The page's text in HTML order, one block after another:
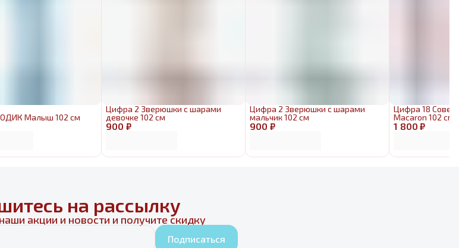
Малыш 102 см
900 ₽
Цифра 2 Зверюшки с шарами
девочке 102 см
900 ₽
Цифра 2 Зверюшки с шарами
мальчик 102 см
1 800 ₽
Цифра 18
Macaron 102 см
на рассылку
акции и новости и получите скидку
Подписаться